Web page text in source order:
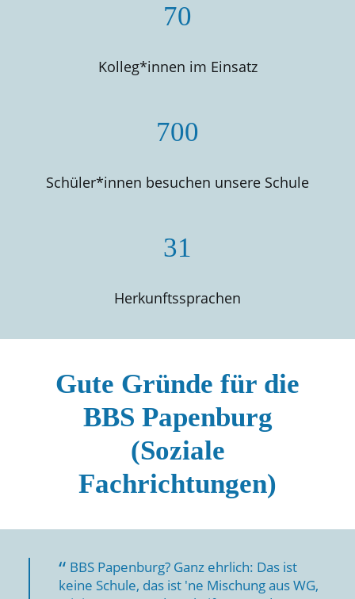
70
Kolleg*innen im Einsatz
700
Schüler*innen besuchen unsere Schule
31
Herkunftssprachen
Gute Gründe für die
BBS Papenburg
(Soziale
Fachrichtungen)
BBS Papenburg? Ganz ehrlich: Das ist
keine Schule, das ist 'ne Mischung aus WG,